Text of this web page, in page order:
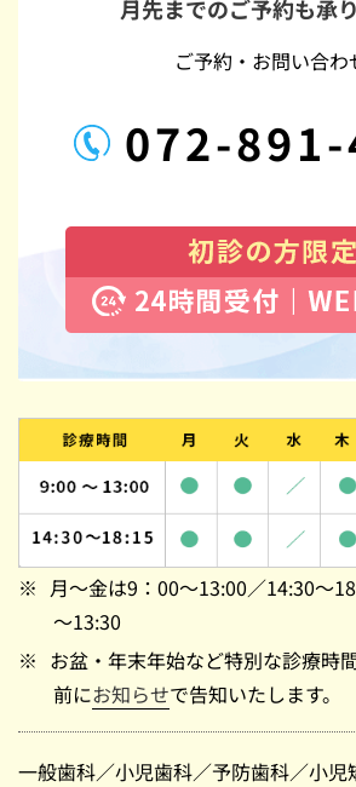
月先までのご予約も承り
ご予約・お問い合わ
072-
月～金は9：00～13:00／14:30～
～13:30
お盆・年末年始など特別な診療時
前にお知らせで告知いたします。
一般歯科／小児歯科／予防歯科／小児